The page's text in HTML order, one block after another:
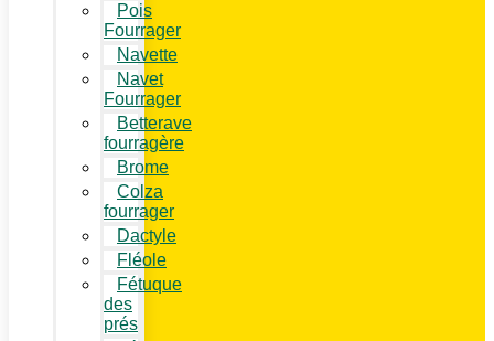
Pois
Fourrager
Navette
Navet
Fourrager
Betterave
fourragère
Brome
Colza
fourrager
Dactyle
Fléole
Fétuque
des
prés